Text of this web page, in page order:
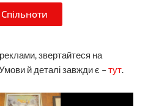
звертайтеся на
й деталі завжди є –тут.